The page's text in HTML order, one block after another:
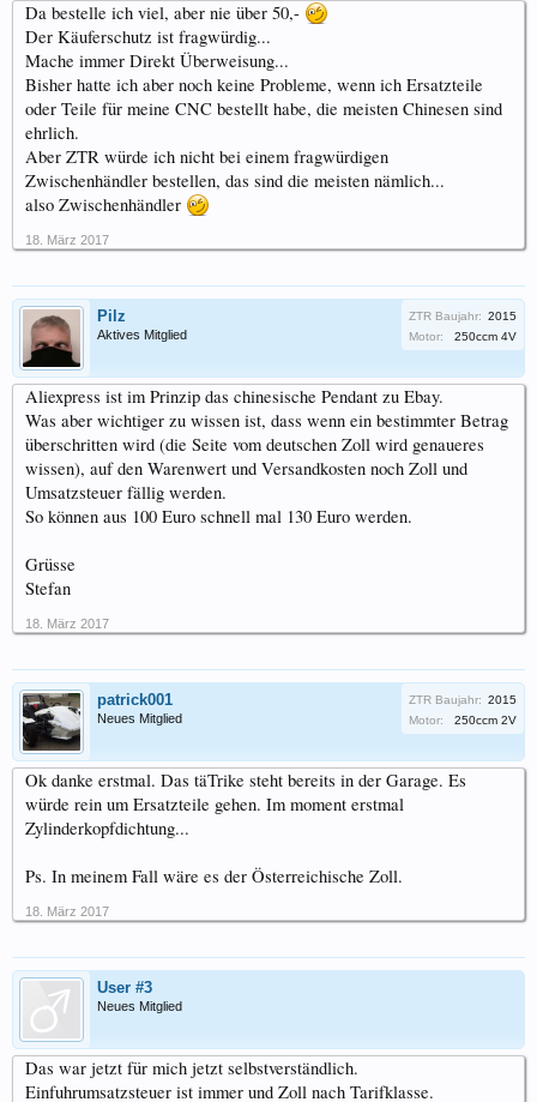
Da bestelle ich viel, aber nie über 50,-
Der Käuferschutz ist fragwürdig...
Mache immer Direkt Überweisung...
Bisher hatte ich aber noch keine Probleme, wenn ich Ersatzteile
oder Teile für meine CNC bestellt habe, die meisten Chinesen sind
ehrlich.
Aber ZTR würde ich nicht bei einem fragwürdigen
Zwischenhändler bestellen, das sind die meisten nämlich...
also Zwischenhändler
18. März 2017
Pilz
Aktives Mitglied
ZTR Baujahr: 2015
Motor:
250ccm 4V
Aliexpress ist im Prinzip das chinesische Pendant zu Ebay.
Was aber wichtiger zu wissen ist, dass wenn ein bestimmter Betrag
überschritten wird (die Seite vom deutschen Zoll wird genaueres
wissen), auf den Warenwert und Versandkosten noch Zoll und
Umsatzsteuer fällig werden.
So können aus 100 Euro schnell mal 130 Euro werden.
Grüsse
Stefan
18. März 2017
patrick001
Neues Mitglied
ZTR Baujahr: 2015
Motor:
250ccm 2V
Ok danke erstmal. Das täTrike steht bereits in der Garage. Es
würde rein um Ersatzteile gehen. Im moment erstmal
Zylinderkopfdichtung...
Ps. In meinem Fall wäre es der Österreichische Zoll.
18. März 2017
User #3
Neues Mitglied
Das war jetzt für mich jetzt selbstverständlich.
Einfuhrumsatzsteuer ist immer und Zoll nach Tarifklasse.